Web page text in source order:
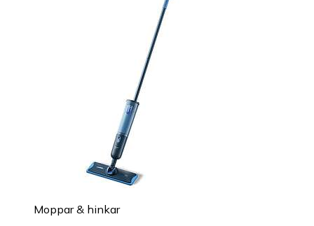
Moppar & hinkar